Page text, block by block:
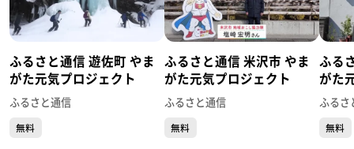
ふるさと通信 遊佐町 やま
がた元気プロジェクト
ふるさと通信
無料
ふるさと通信 米沢市 やま
がた元気プロジェクト
ふるさと通信
無料
ふる
がた
ふるさ
無料